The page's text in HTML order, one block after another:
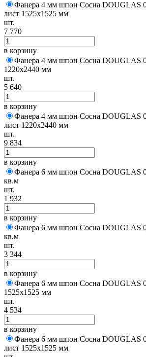
Фанера 4 мм шпон Сосна DOUGLAS
лист 1525х1525 мм
шт.
7 770
в корзину
Фанера 4 мм шпон Сосна DOUGLAS
1220х2440 мм
шт.
5 640
в корзину
Фанера 4 мм шпон Сосна DOUGLAS
лист 1220х2440 мм
шт.
9 834
в корзину
Фанера 6 мм шпон Сосна DOUGLAS
кв.м
шт.
1 932
в корзину
Фанера 6 мм шпон Сосна DOUGLAS
кв.м
шт.
3 344
в корзину
Фанера 6 мм шпон Сосна DOUGLAS
1525х1525 мм
шт.
4 534
в корзину
Фанера 6 мм шпон Сосна DOUGLAS
лист 1525х1525 мм